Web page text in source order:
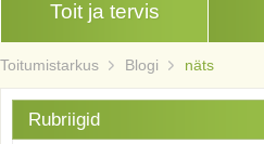
Toit ja tervis
Toitumistarkus Blogi näts
Rubriigid